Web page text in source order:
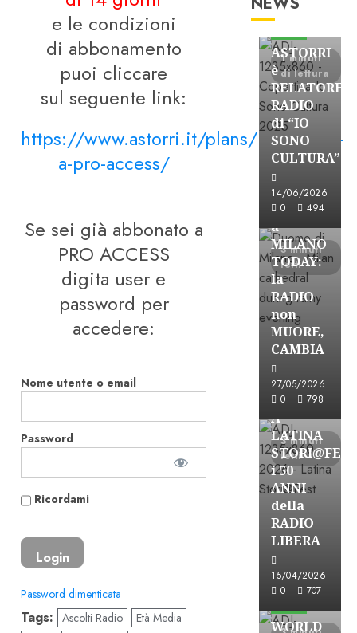
e le condizioni
di abbonamento
puoi cliccare
sul seguente link:
https://www.astorri.it/plans/iscrizione-
a-pro-access/
Se sei già abbonato a
PRO ACCESS
digita user e
password per
accedere:
Nome utente o email
Password
Ricordami
Password dimenticata
Tags: Ascolti Radio
Età Media
1 minuti
di lettura
Astorri News
ASTORRI
è
RELATORE
RADIO
di “IO
SONO
CULTURA”
14/06/2026
0
494
3 minuti
letti
FREE
ASTORRI
a
MILANO
TODAY:
la
RADIO
non
MUORE,
CAMBIA
27/05/2026
0
798
3 minuti
letti
Astorri News
FREE
A
LATINA
i 50
ANNI
della
RADIO
LIBERA
15/04/2026
0
707
Astorri News
WORLD